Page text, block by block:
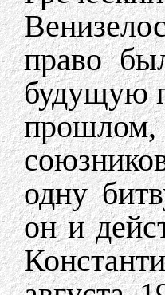
право
будущую
одну
он и